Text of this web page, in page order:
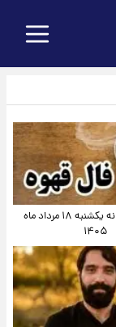
فال قهوه روزانه یکشنبه ۱۸ مرداد ماه
۱۴۰۵